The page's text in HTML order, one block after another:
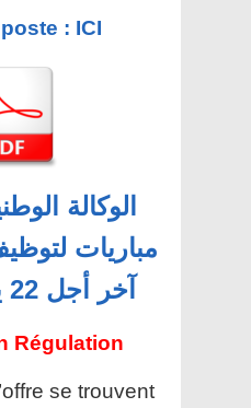
: ICI
الوكالة
آخر أجل 22 يوليوز 2026
Régulation
se trouvent